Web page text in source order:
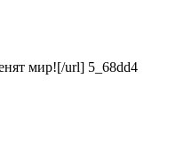
мир![/url] 5_68dd4